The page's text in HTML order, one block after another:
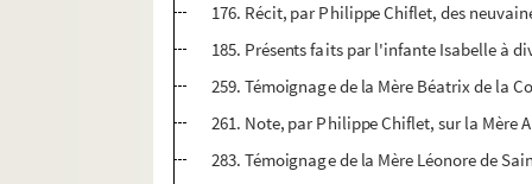
176. Récit, par Philippe Chiflet, des
185. Présents faits par l'infante Isabelle à
259. Témoignage de la Mère Béatrix de la
261. Note, par Philippe Chiflet, sur la Mère
283. Témoignage de la Mère Léonore de